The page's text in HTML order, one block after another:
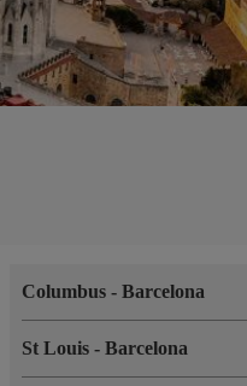
Columbus-Barcelona
St Louis-Barcelona